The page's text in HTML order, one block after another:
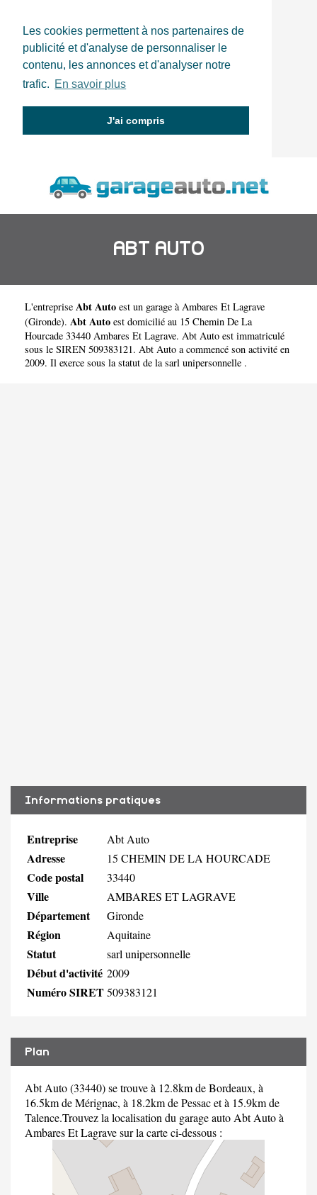
Les cookies permettent à nos partenaires de
publicité et d'analyse de personnaliser le
contenu, les annonces et d'analyser notre
trafic. En savoir plus
J'ai compris
ABT AUTO
L'entreprise Abt Auto est un garage à Ambares Et Lagrave
(Gironde). Abt Auto est domicilié au 15 Chemin De La
Hourcade 33440 Ambares Et Lagrave. Abt Auto est immatriculé
sous le SIREN 509383121. Abt Auto a commencé son activité en
2009. Il exerce sous la statut de la sarl unipersonnelle .
Informations pratiques
Entreprise Abt Auto
Adresse 15 CHEMIN DE LA HOURCADE
Code postal 33440
Ville AMBARES ET LAGRAVE
Département Gironde
Région Aquitaine
Statut sarl unipersonnelle
Début d'activité 2009
Numéro SIRET509383121
Plan
Abt Auto (33440) se trouve à 12.8km de Bordeaux, à
16.5km de Mérignac, à 18.2km de Pessac et à 15.9km de
Talence.Trouvez la localisation du garage auto Abt Auto à
Ambares Et Lagrave sur la carte ci-dessous :